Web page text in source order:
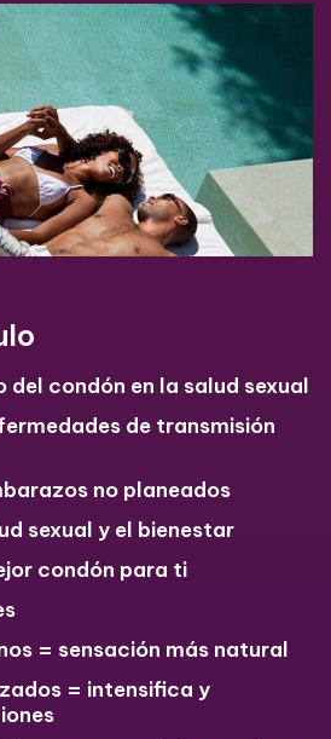
del condón en la salud sexual
de transmisión
no planeados
sexual y el bienestar
condón para ti
= sensación más natural
= intensifica y